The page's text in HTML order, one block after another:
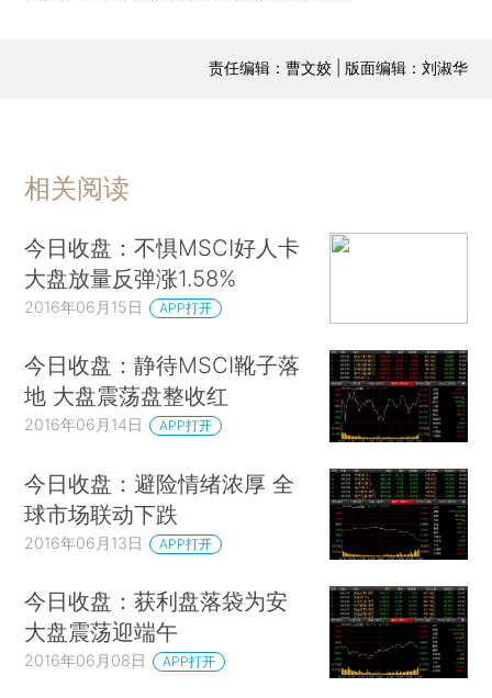
责任编辑：曹文姣 | 版面编辑：刘淑华
相关阅读
今日收盘：不惧MSCI好人卡
大盘放量反弹涨1.58%
2016年06月15日 APP打开
今日收盘：静待MSCI靴子落
地 大盘震荡盘整收红
2016年06月14日 APP打开
今日收盘：避险情绪浓厚 全
球市场联动下跌
2016年06月13日 APP打开
今日收盘：获利盘落袋为安
大盘震荡迎端午
2016年06月08日 APP打开